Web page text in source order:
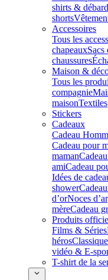
shirts &
shorts
Accessoires
Tous les
chapeauxSacs
chaussures
Maison &
Tous les
compagnie
maisonTextiles
Stickers
Cadeaux
Cadeau
Cadeau pour
maman
amiCadeau
Idées de
shower
d’orNoces
mèreCadeau
Produits
Films & Séries
héros
vidéo & E-
T-shirt de la